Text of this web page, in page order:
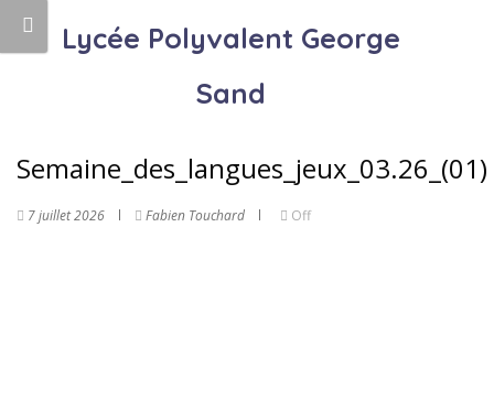
Lycée Polyvalent George
Sand
Semaine_des_langues_jeux_03.26_(01)
7 juillet 2026 Fabien Touchard Off